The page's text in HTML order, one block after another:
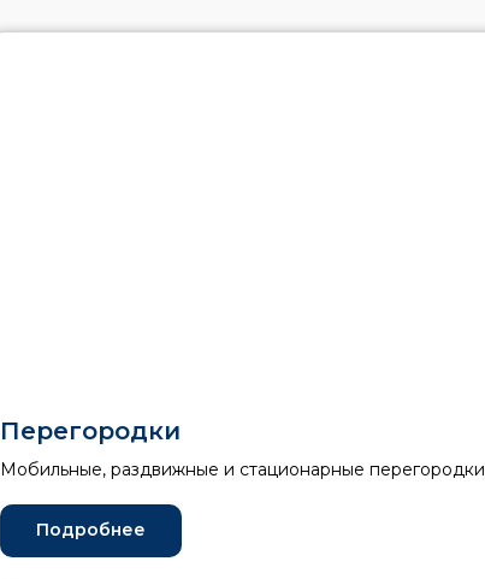
Перегородки
Мобильные, раздвижные и стационарные перегородки
Подробнее